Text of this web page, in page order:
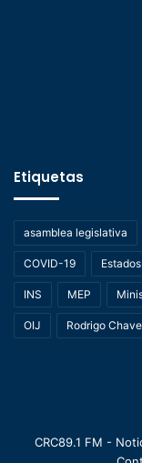
Etiquetas
asamblea legislativa
COVID-19
INS MEP
OIJ Rodrigo
CRC89.1 FM -